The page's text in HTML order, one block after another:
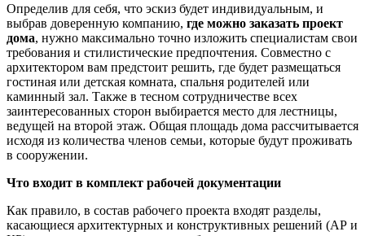
Определив для себя, что эскиз будет индивидуальным, и
выбрав доверенную компанию, где можно заказать проект
дома, нужно максимально точно изложить специалистам свои
требования и стилистические предпочтения. Совместно с
архитектором вам предстоит решить, где будет размещаться
гостиная или детская комната, спальня родителей или
каминный зал. Также в тесном сотрудничестве всех
заинтересованных сторон выбирается место для лестницы,
ведущей на второй этаж. Общая площадь дома рассчитывается
исходя из количества членов семьи, которые будут проживать
в сооружении.
Что входит в комплект рабочей документации
Как правило, в состав рабочего проекта входят разделы,
касающиеся архитектурных и конструктивных решений (АР и